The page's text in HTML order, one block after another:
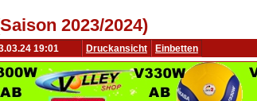
2023/2024)
19:01 Druckansicht Einbetten